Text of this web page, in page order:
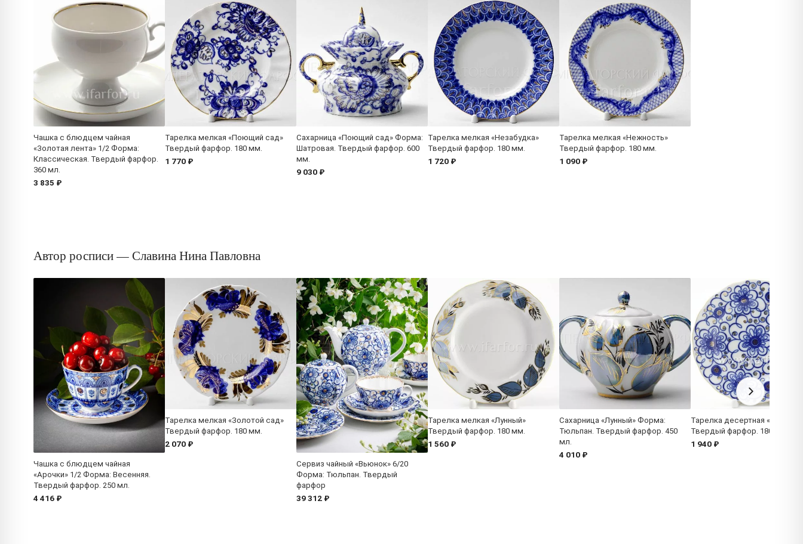
Чашка с блюдцем чайная
«Золотая лента» 1/2 Форма:
Классическая. Твердый фарфор.
360 мл.
3 835 ₽
Тарелка мелкая «Поющий сад»
Твердый фарфор. 180 мм.
1 770 ₽
Сахарница «Поющий сад» Форма:
Шатровая. Твердый фарфор. 600
мм.
9 030 ₽
Тарелка мелкая «Незабудка»
Твердый фарфор. 180 мм.
1 720 ₽
Тарелка мелкая «Нежность»
Твердый фарфор. 180 мм.
1 090 ₽
Автор росписи — Славина Нина Павловна
Чашка с блюдцем чайная
«Арочки» 1/2 Форма: Весенняя.
Твердый фарфор. 250 мл.
4 416 ₽
Тарелка мелкая «Золотой сад»
Твердый фарфор. 180 мм.
2 070 ₽
Сервиз чайный «Вьюнок» 6/20
Форма: Тюльпан. Твердый
фарфор
39 312 ₽
Тарелка мелкая «Лунный»
Твердый фарфор. 180 мм.
1 560 ₽
Сахарница «Лунный» Форма:
Тюльпан. Твердый фарфор. 450
мл.
4 010 ₽
Тарелка десертная «Вьюнок»
Твердый фарфор. 180 мм.
1 940 ₽